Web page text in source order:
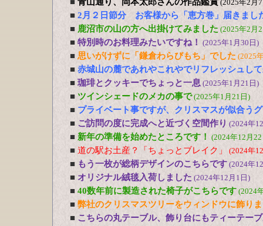
(2025年2月
■ 2月２日節分 お客様から「恵方巻」届きまし
■ 鹿沼市の山の方へ出掛けてみました (2025年2月
■ 特別時のお料理みたいですね！ (2025年1月30日)
■ 思いがけずに「鎌倉わらびもち」でした (2025
■ 赤城山の麓であれやこれやでリフレッシュし
■ 珈琲とクッキーでちょっと一息 (2025年1月21日)
■ ツインシェードのメカの事で(2025年1月21日)
■ プライベート事ですが、クリスマスが似合う
■ ご訪問の度に完成へと近づく空間作り (2024年
■ 新年の準備を始めたところです！ (2024年12月
■ 道の駅お土産？「ちょっとブレイク」 (2024年
■ もう一枚が総柄デザインのこちらです (2024年
■ オリジナル絨毯入荷しました (2024年12月1日)
■ 40数年前に製造された椅子がこちらです (2024
■ 弊社のクリスマスツリーをウィンドウに飾り
■ こちらの丸テーブル、飾り台にもティーテー